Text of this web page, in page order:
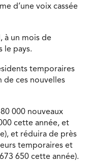
d’une voix cassée
à un mois de
le pays.
temporaires
de ces nouvelles
000 nouveaux
cette année, et
et réduira de près
temporaires et
650 cette année).